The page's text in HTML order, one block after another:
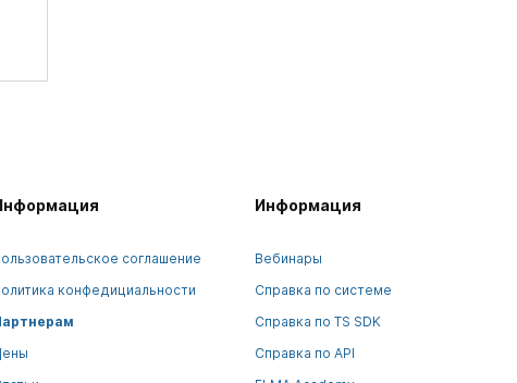
соглашение
конфедициальности
Информация
Вебинары
Справка по системе
Справка по TS SDK
Справка по API